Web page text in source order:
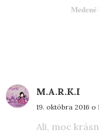
M.A.R.K.I
19. októbra 2016 o
Ali, moc